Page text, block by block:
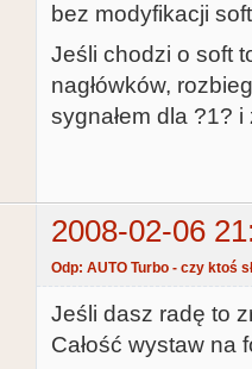
bez modyfikacji
Jeśli chodzi o soft
nagłówków,
sygnałem dla ?1? i
2008-02-06
Odp: AUTO Turbo - czy ktoś
Jeśli dasz radę to
Całość wystaw na